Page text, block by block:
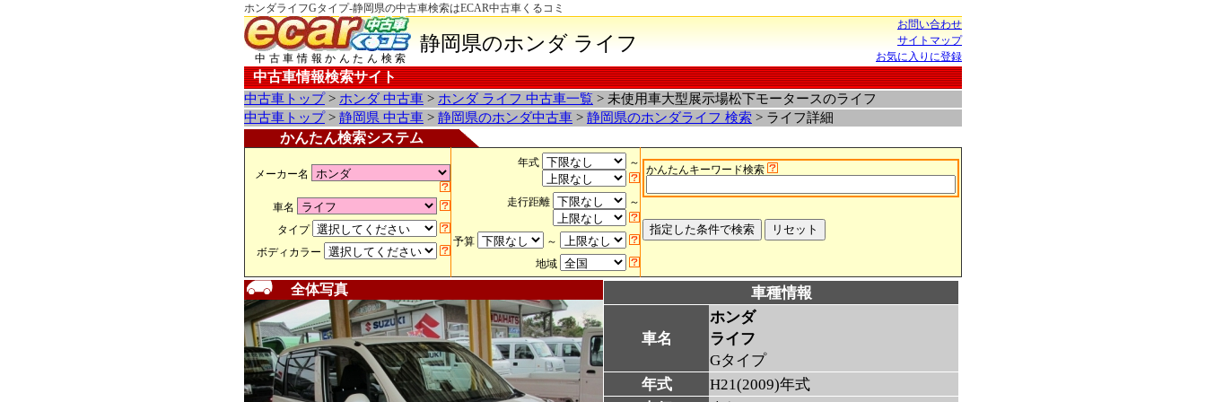
ホンダライフGタイプ-静岡県の中古車検索はECAR中古車くるコミ
中古車情報かんたん検索
静岡県のホンダ ライフ
お問い合わせ
サイトマップ
お気に入りに登録
中古車情報検索サイト
中古車トップ> ホンダ 中古車 > ホンダ ライフ 中古車一覧 > 未使用車大型展示場松下モータースのライフ
中古車トップ> 静岡県 中古車 > 静岡県のホンダ中古車 > 静岡県のホンダライフ 検索 > ライフ詳細
かんたん検索システム
メーカー名
車名
タイプ
ボディカラー
年式 ～
走行距離 ～
予算
～
地域
かんたんキーワード検索
全体写真 車種情報
車名
ホンダ
ライフ
Gタイプ
年式
H21(2009)年式